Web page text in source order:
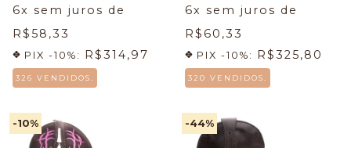
6x sem juros de
R$58,33
PIX -10%: R$314,97
326 VENDIDOS.
6x sem juros de
R$60,33
PIX -10%: R$325,80
320 VENDIDOS.
-10% -44%